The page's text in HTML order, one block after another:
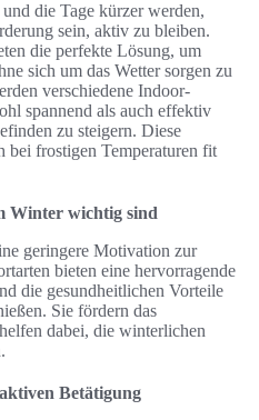
die Tage kürzer werden,
sein, aktiv zu bleiben.
die perfekte Lösung, um
sich um das Wetter sorgen zu
verschiedene Indoor-
spannend als auch effektiv
zu steigern. Diese
bei frostigen Temperaturen fit
Winter wichtig sind
geringere Motivation zur
bieten eine hervorragende
die gesundheitlichen Vorteile
Sie fördern das
dabei, die winterlichen
Betätigung